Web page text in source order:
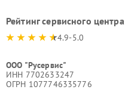
Рейтинг сервисного центра
4.9-5.0
ООО "Русервис"
ИНН 7702633247
ОГРН 1077746335776